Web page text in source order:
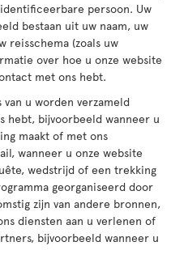
persoon. Uw
bestaan uit uw naam, uw
reisschema (zoals uw
over hoe u onze website
met ons hebt.
u worden verzameld
hebt, bijvoorbeeld wanneer u
maakt of met ons
wanneer u onze website
wedstrijd of een trekking
georganiseerd door
zijn van andere bronnen,
diensten aan u verlenen of
bijvoorbeeld wanneer u